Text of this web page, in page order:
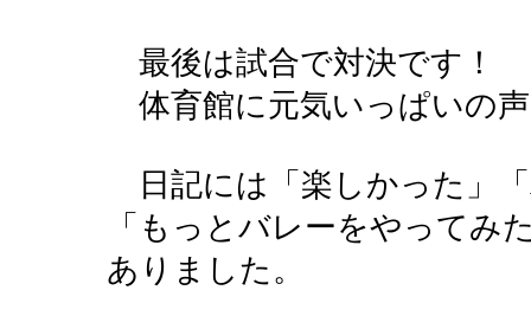
最後は試合で対決です！
体育館に元気いっぱいの
日記には「楽しかった」
「もっとバレーをやってみ
ありました。